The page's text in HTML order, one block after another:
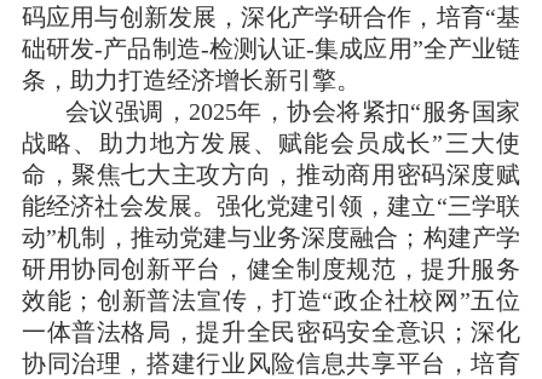
码应用与创新发展，深化产学研合作，培育“基
础研发-产品制造-检测认证-集成应用”全产业链
条，助力打造经济增长新引擎。
会议强调，2025年，协会将紧扣“服务国家
战略、助力地方发展、赋能会员成长”三大使
命，聚焦七大主攻方向，推动商用密码深度赋
能经济社会发展。强化党建引领，建立“三学联
动”机制，推动党建与业务深度融合；构建产学
研用协同创新平台，健全制度规范，提升服务
效能；创新普法宣传，打造“政企社校网”五位
一体普法格局，提升全民密码安全意识；深化
协同治理，搭建行业风险信息共享平台，培育